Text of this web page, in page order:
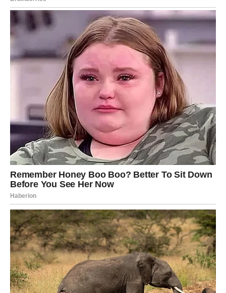
Poruka zvijezda
Ne sumnjajte u svoju kreativnost.
RIBE
UTORAK KOJI ĆE KASNIJE IMATI VELIKO
ZNAČENJE
Ribe su apsolutni favoriti ovog dnevnog horoskopa.
Zvijezde simbolično ukazuju da vam ovaj utorak donosi
događaj koji će u prvi mah izgledati sasvim uobičajeno, ali
će se kasnije pokazati kao početak nečega veoma
važnog. To može biti novo poznanstvo, poslovna prilika,
poruka ili odluka koja će otvoriti vrata mnogo ljepšoj
budućnosti.
Najveća vrijednost ovog dana biće u tome što ćete
napraviti korak koji će vam vratiti vjeru u vlastite
mogućnosti. Tek kasnije ćete shvatiti koliko je upravo